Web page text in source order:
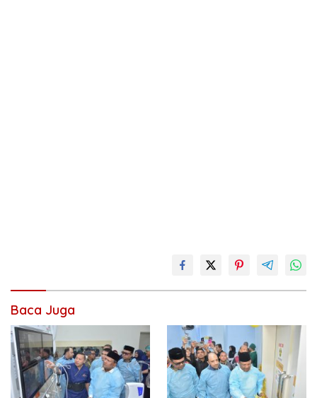
Baca Juga